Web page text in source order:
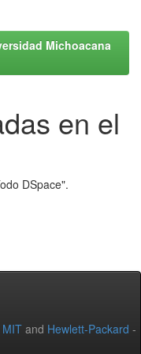
Michoacana
en el
DSpace".
MIT and Hewlett-Packard -